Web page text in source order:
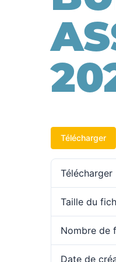
Télécharger
Télécharger
Taille du
Nombre de
Date de